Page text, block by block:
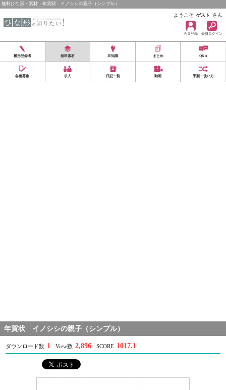
無料ひな形・素材：年賀状 イノシシの親子（シンプル）
ようこそ ゲスト さん
会員登録 会員ログイン
雛形登録者 無料素材 豆知識 まとめ Q&A
各種募集 求人 日記一覧 動画 手順・使い方
年賀状 イノシシの親子（シンプル）
ダウンロード数 1 View数 2,896 SCORE 1017.1